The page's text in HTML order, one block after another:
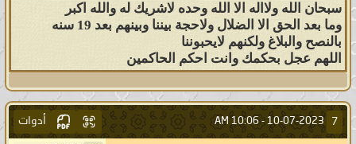
سبحان الله ولااله الا الله وحده لاشريك له والله اكبر
وما بعد الحق الا الضلال ولاحجة بيننا وبينهم بعد 19 سنه
بالنصح والبلاغ ولكنهم لايحبوننا
اللهم عجل بحكمك وانت احكم الحاكمين
7
10-07-2023 -
10:06 AM أدوات